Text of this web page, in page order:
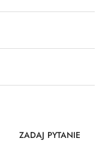
ZADAJ PYTANIE